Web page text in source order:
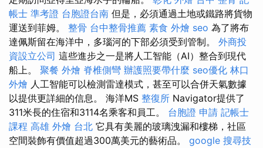
帳士 準考證 台胞證台南 但是，必須通過土地或鐵路將貨物
運送到菲姆。 整骨 台中整骨推薦 素食 外燴 seo 為了將布
達佩斯留在海洋中，多瑙河的下部必須受到管制。 外商投
資設立公司 這些進步之一是將人工智能（AI）整合到現代
船上。 聚餐 外燴 脊椎側彎 辦護照要帶什麼 seo優化 林口
外燴 人工智能可以檢測雷達模式，甚至可以合併天氣數據
以提供更詳細的信息。 海洋MS 整復所 Navigator提供了
311米長的住宿和3114名乘客和員工。 台胞證 申請 記帳士
課程 高雄 外燴 台北 它具有美麗的玻璃洩漏和樓梯，社區
空間裝飾有價值超過300萬美元的藝術品。 google 搜尋技